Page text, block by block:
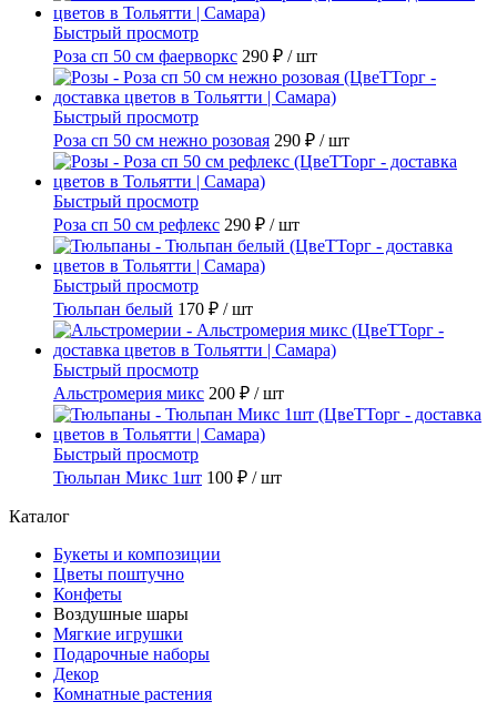
Быстрый просмотр
Роза сп 50 см фаерворкс 290 ₽ / шт
Быстрый просмотр
Роза сп 50 см нежно розовая 290 ₽ / шт
Быстрый просмотр
Роза сп 50 см рефлекс 290 ₽ / шт
Быстрый просмотр
Тюльпан белый 170 ₽ / шт
Быстрый просмотр
Альстромерия микс 200 ₽ / шт
Быстрый просмотр
Тюльпан Микс 1шт 100 ₽ / шт
Каталог
Букеты и композиции
Цветы поштучно
Конфеты
Воздушные шары
Мягкие игрушки
Подарочные наборы
Декор
Комнатные растения